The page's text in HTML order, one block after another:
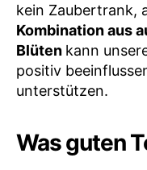
kein Zaubertrank,
Kombination aus
Blüten kann
positiv
unterstützen.
Was guten